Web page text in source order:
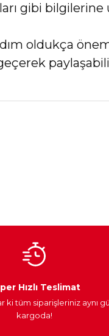
gibi
oldukça
Araç Farları
Hızlı Teslimat
ki tüm siparişleriniz aynı
kargoda!